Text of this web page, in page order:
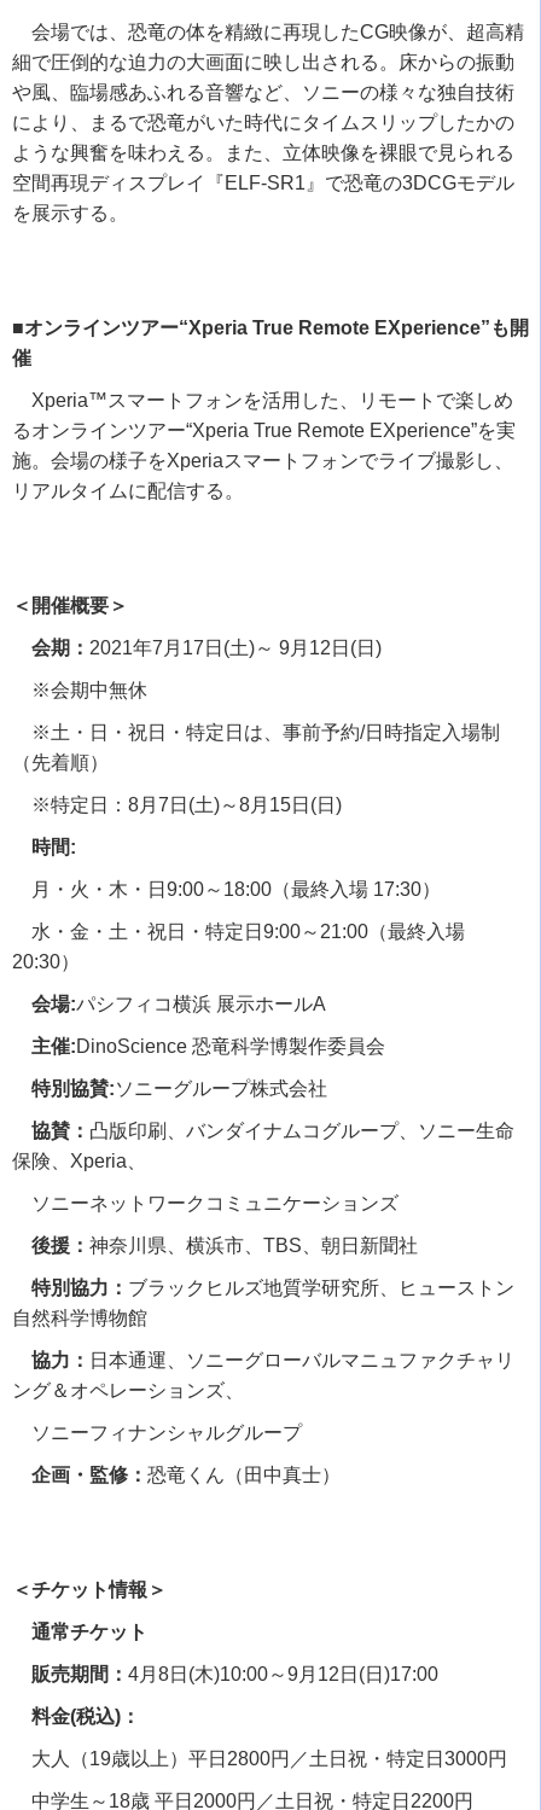
会場では、恐竜の体を精緻に再現したCG映像が、超高精
細で圧倒的な迫力の大画面に映し出される。床からの振動
や風、臨場感あふれる音響など、ソニーの様々な独自技術
により、まるで恐竜がいた時代にタイムスリップしたかの
ような興奮を味わえる。また、立体映像を裸眼で見られる
空間再現ディスプレイ『ELF-SR1 』で恐竜の3DCGモデル
を展示する。
■オンラインツアー“Xperia True Remote EXperience”も開
催
Xperia™スマートフォンを活用した、リモートで楽しめ
るオンラインツアー“Xperia True Remote EXperience”を実
施。会場の様子をXperiaスマートフォンでライブ撮影し、
リアルタイムに配信する。
＜開催概要＞
会期： 2021年7 月 17 日 (土)～ 9月 12 日 (日 )
※会期中無休
※土・日・祝日・特定日は、事前予約/日時指定入場制
（先着順）
※特定日： 8月 7 日 (土)～8月 15日 (日 )
時間:
月・火・木・日 9:00～ 18:00 （最終入場 17:30）
水・金・土・祝日・特定日 9:00～ 21:00 （最終入場
20:30）
会場:パシフィコ横浜 展示ホールA
主催:DinoScience 恐竜科学博製作委員会
特別協賛:ソニーグループ株式会社
協賛： 凸版印刷、バンダイナムコグループ、ソニー生命
保険、 Xperia
ソニーネットワークコミュニケーションズ
後援： 神奈川県、横浜市、 TBS 、朝日新聞社
特別協力： ブラックヒルズ地質学研究所、ヒューストン
自然科学博物館
協力： 日本通運、ソニーグローバルマニュファクチャリ
ング＆オペレーションズ、
ソニーフィナンシャルグループ
企画・監修： 恐竜くん（田中真士）
＜チケット情報＞
通常チケット
販売期間： 4月 8日 (木)10:00～9月 12 日 (日 )17:00
料金(税込)：
大人（19歳以上）平日 2800円／土日祝・特定日 3000円
中学生～ 18歳 平日 2000円／土日祝・特定日 2200円